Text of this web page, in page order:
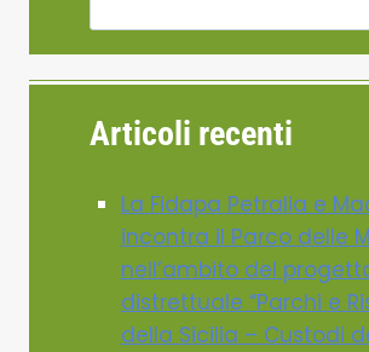
Articoli recenti
La Fidapa Petralia e
incontra il Parco delle
nell’ambito del
distrettuale “Parchi e
della Sicilia – Custodi